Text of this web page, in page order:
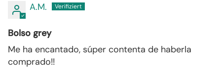
A.M.
Bolso grey
Me ha encantado, súper contenta de haberla
comprado!!